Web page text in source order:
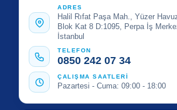
ADRES
Halil Rıfat Paşa Mah., Yüzer
Blok Kat 8 D:1095, Perpa İş
İstanbul
TELEFON
0850 242 07 34
ÇALIŞMA SAATLERİ
Pazartesi - Cuma: 09:00 - 18:00